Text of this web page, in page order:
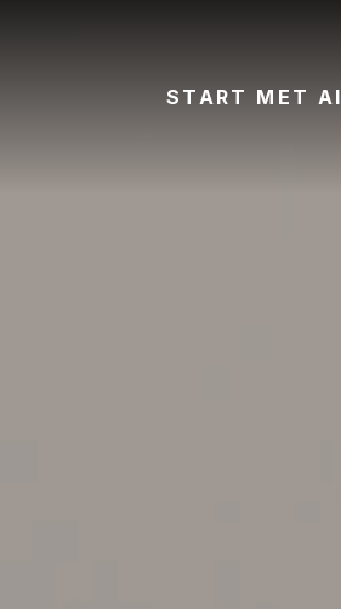
START MET AI